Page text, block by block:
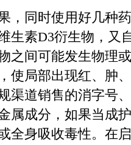
同时使用好几种药
生素D3衍生物，又
之间可能发生物理
使局部出现红、肿
渠道销售的消字号
属成分，如果当成
全身吸收毒性。在